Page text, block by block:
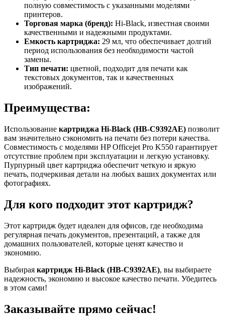
полную совместимость с указанными моделями
принтеров.
Торговая марка (бренд): Hi-Black, известная своими
качественными и надежными продуктами.
Емкость картриджа: 29 мл, что обеспечивает долгий
период использования без необходимости частой
замены.
Тип печати: цветной, подходит для печати как
текстовых документов, так и качественных
изображений.
Преимущества:
Использование картриджа Hi-Black (HB-C9392AE) позволит
вам значительно сэкономить на печати без потери качества.
Совместимость с моделями HP Officejet Pro K550 гарантирует
отсутствие проблем при эксплуатации и легкую установку.
Пурпурный цвет картриджа обеспечит четкую и яркую
печать, подчеркивая детали на любых ваших документах или
фотографиях.
Для кого подходит этот картридж?
Этот картридж будет идеален для офисов, где необходима
регулярная печать документов, презентаций, а также для
домашних пользователей, которые ценят качество и
экономию.
Выбирая картридж Hi-Black (HB-C9392AE), вы выбираете
надежность, экономию и высокое качество печати. Убедитесь
в этом сами!
Заказывайте прямо сейчас!